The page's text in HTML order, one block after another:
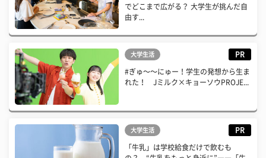
でどこまで広がる？ 大学生が挑んだ自
由す...
大学生活 PR
#ぎゅ〜〜にゅー！学生の発想から生ま
れた！ Jミルク×キョーソウPROJE...
大学生活 PR
「牛乳」は学校給食だけで飲むも